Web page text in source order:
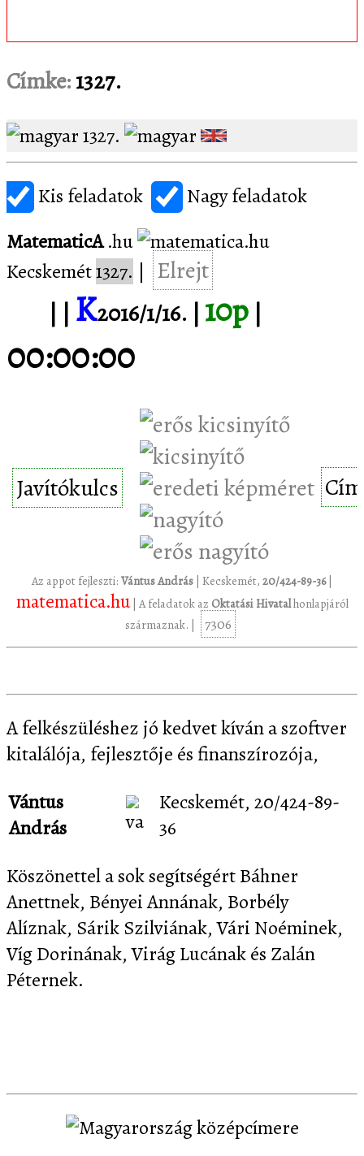
Címke:1327.
1327.
Kis feladatok
Nagy feladatok
MatematicA.hu
Kecskemét1327. | Elrejt
| | K2016/1/16. | 10p |
00:00:00
Javítókulcs
Az appot fejleszti: Vántus András | Kecskemét, 20/424-89-36|
matematica.hu| A feladatok az Oktatási Hivatalhonlapjáról
származnak. |
7306
A felkészüléshez jó kedvet kíván a szoftver
kitalálója, fejlesztője és finanszírozója,
Vántus
András
Kecskemét, 20/424-89-
36
Köszönettel a sok segítségért Báhner
Anettnek, Bényei Annának, Borbély
Alíznak, Sárik Szilviának, Vári Noéminek,
Víg Dorinának, Virág Lucának és Zalán
Péternek.